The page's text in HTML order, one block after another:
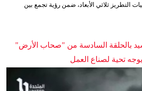
التطريز ثلاثي الأبعاد، ضمن رؤية تجمع بين
بالحلقة السادسة من "صحاب الأرض"
تحية لصناع العمل